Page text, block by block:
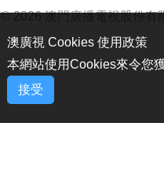
© 2026 澳門廣播電視股份有
澳廣視 Cookies 使用政策
本網站使用Cookies來令您
接受